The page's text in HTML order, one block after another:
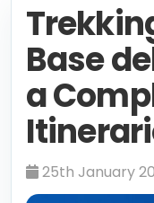
Base
a
25th January